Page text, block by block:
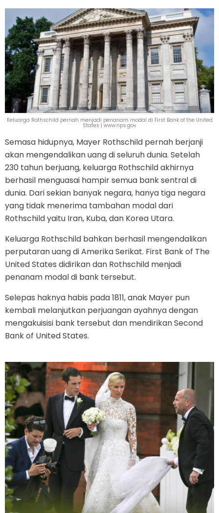
Keluarga Rothschild pernah menjadi penanam modal di First Bank of the United
States | www.nps.gov
Semasa hidupnya, Mayer Rothschild pernah berjanji
akan mengendalikan uang di seluruh dunia. Setelah
230 tahun berjuang, keluarga Rothschild akhirnya
berhasil menguasai hampir semua bank sentral di
dunia. Dari sekian banyak negara, hanya tiga negara
yang tidak menerima tambahan modal dari
Rothschild yaitu Iran, Kuba, dan Korea Utara.
Keluarga Rothschild bahkan berhasil mengendalikan
perputaran uang di Amerika Serikat. First Bank of The
United States didirikan dan Rothschild menjadi
penanam modal di bank tersebut.
Selepas haknya habis pada 1811, anak Mayer pun
kembali melanjutkan perjuangan ayahnya dengan
mengakuisisi bank tersebut dan mendirikan Second
Bank of United States.